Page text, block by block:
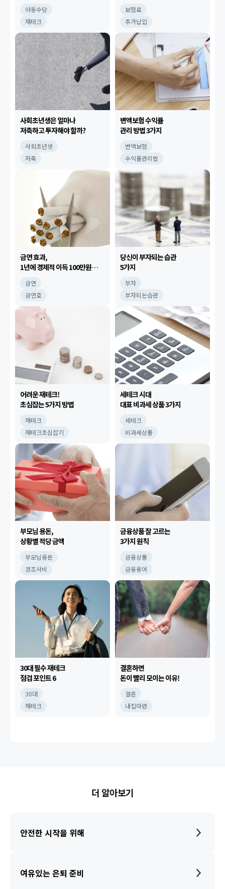
아동수당
재테크
보험료
추가납입
사회초년생은 얼마나
저축하고 투자해야 할까?
사회초년생
저축
변액보험 수익률
관리 방법 3가지
변액보험
수익률관리법
금연 효과,
1년에 경제적 이득 100만원
금연
금연효
당신이 부자되는 습관
5가지
부자
부자되는습관
어려운 재테크!
초심잡는 5가지 방법
재테크
재테크초심잡기
세테크 시대
대표 비과세 상품 3가지
세테크
비과세상품
부모님 용돈,
상황별 적당 금액
부모님용돈
경조사비
금융상품 잘 고르는
3가지 원칙
금융상품
금융용어
30대 필수 재테크
점검 포인트 6
30대
재테크
결혼하면
돈이 빨리 모이는 이유!
결혼
내집마련
더 알아보기
안전한 시작을 위해
여유있는 은퇴 준비